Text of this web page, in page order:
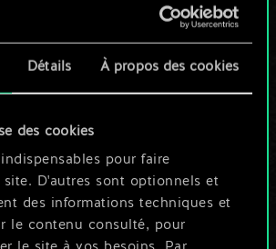
Détails À propos des cookies
des cookies
pour faire
D'autres sont optionnels et
des informations techniques et
le contenu consulté, pour
l'instant, ce
qu'un jeu de
partagé.
peut être
plus !